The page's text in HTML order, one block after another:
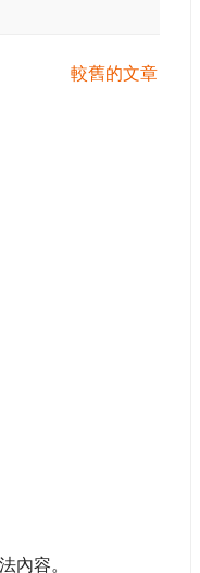
較舊的文章
內容。